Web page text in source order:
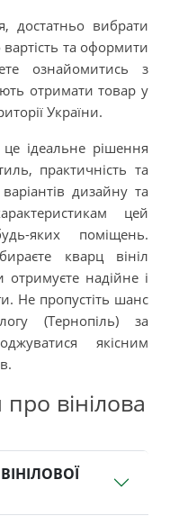
достатньо вибрати
та оформити
ознайомитись з
отримати товар у
України.
ідеальне рішення
практичність та
дизайну та
цей
яких поміщень.
кварц вініл
надійне і
Не пропустіть шанс
(Тернопіль) за
якісним
вінілова